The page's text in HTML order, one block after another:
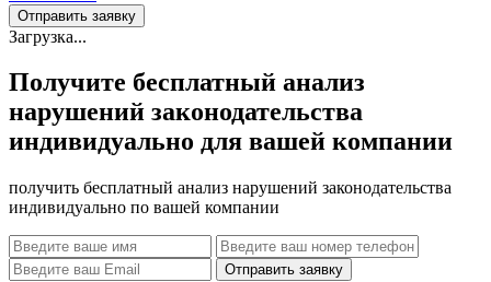
Отправить заявку
Загрузка...
Получите бесплатный анализ
нарушений законодательства
индивидуально для вашей компании
получить бесплатный анализ нарушений законодательства
индивидуально по вашей компании
Отправить заявку